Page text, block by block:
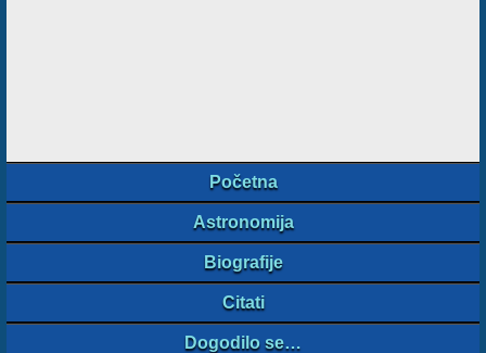
Početna
Astronomija
Biografije
Citati
Dogodilo se…